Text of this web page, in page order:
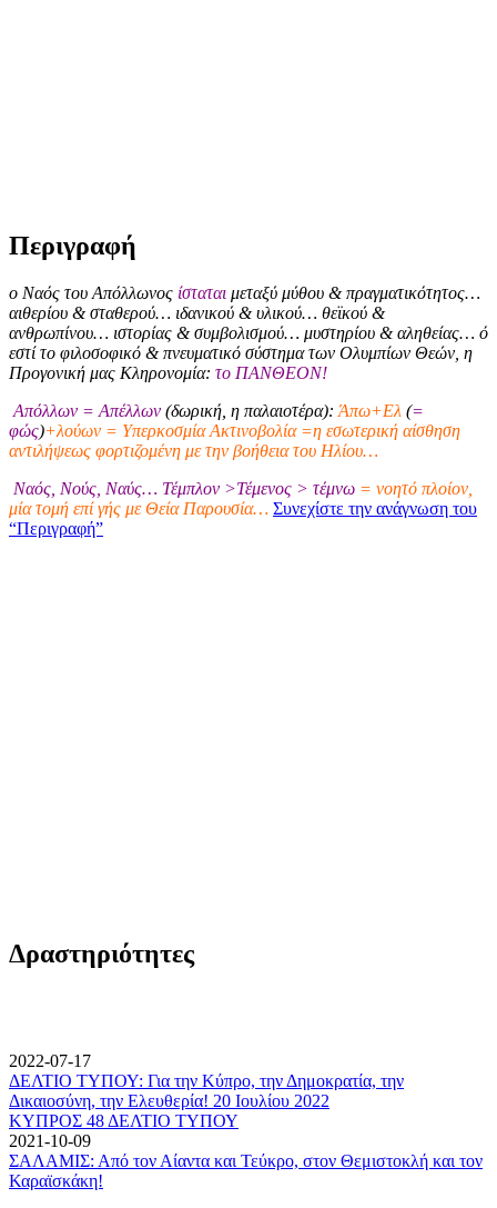
Περιγραφή
ο Ναός του Απόλλωνος ίσταται μεταξύ μύθου & πραγματικότητος…
αιθερίου & σταθερού… ιδανικού & υλικού… θεϊκού &
ανθρωπίνου… ιστορίας & συμβολισμού… μυστηρίου & αληθείας… ό
εστί το φιλοσοφικό & πνευματικό σύστημα των Ολυμπίων Θεών, η
Προγονική μας Κληρονομία: το ΠΑΝΘΕΟΝ!
Απόλλων = Απέλλων (δωρική, η παλαιοτέρα): Άπω+Ελ (=
φώς)+λούων = Υπερκοσμία Ακτινοβολία =η εσωτερική αίσθηση
αντιλήψεως φορτιζομένη με την βοήθεια του Ηλίου…
Ναός, Νούς, Ναύς… Τέμπλον >Τέμενος > τέμνω = νοητό πλοίον,
μία τομή επί γής με Θεία Παρουσία… Συνεχίστε την ανάγνωση του
“Περιγραφή”
Δραστηριότητες
2022-07-17
ΔΕΛΤΙΟ ΤΥΠΟΥ: Για την Κύπρο, την Δημοκρατία, την
Δικαιοσύνη, την Ελευθερία! 20 Ιουλίου 2022
ΚΥΠΡΟΣ 48 ΔΕΛΤΙΟ ΤΥΠΟΥ
2021-10-09
ΣΑΛΑΜΙΣ: Από τον Αίαντα και Τεύκρο, στον Θεμιστοκλή και τον
Καραϊσκάκη!